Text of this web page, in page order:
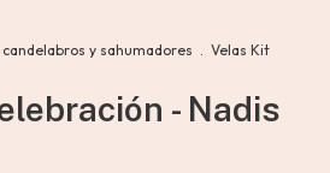
candelabros y sahumadores . Velas Kit
- Nadis